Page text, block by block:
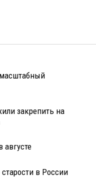
закрепить на
в России